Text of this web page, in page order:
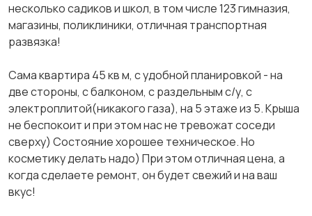
несколько садиков и школ, в том числе 123 гимназия,
магазины, поликлиники, отличная транспортная
развязка!
Сама квартира 45 кв м, с удобной планировкой - на
две стороны, с балконом, с раздельным с/у, с
электроплитой(никакого газа), на 5 этаже из 5. Крыша
не беспокоит и при этом нас не тревожат соседи
сверху) Состояние хорошее техническое. Но
косметику делать надо) При этом отличная цена, а
когда сделаете ремонт, он будет свежий и на ваш
вкус!